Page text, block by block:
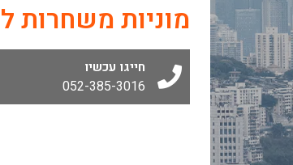
מוניות משחרות
חייגו עכשיו
052-385-3016